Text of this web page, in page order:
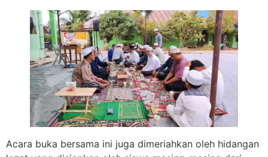
Acara buka bersama ini juga dimeriahkan oleh hidangan